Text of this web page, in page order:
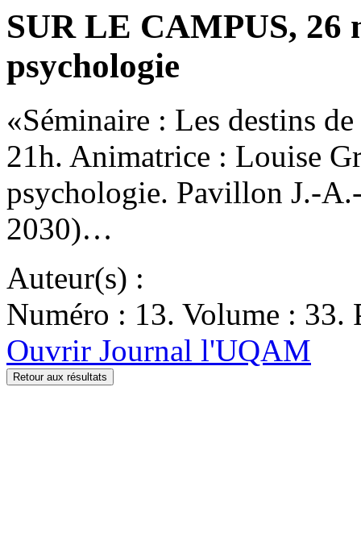
SUR LE CAMPUS, 26
psychologie
«Séminaire : Les destins
21h. Animatrice : Louise
psychologie. Pavillon J.-
2030)…
Auteur(s) :
Numéro : 13. Volume : 33.
Ouvrir Journal l'UQAM
Retour aux résultats